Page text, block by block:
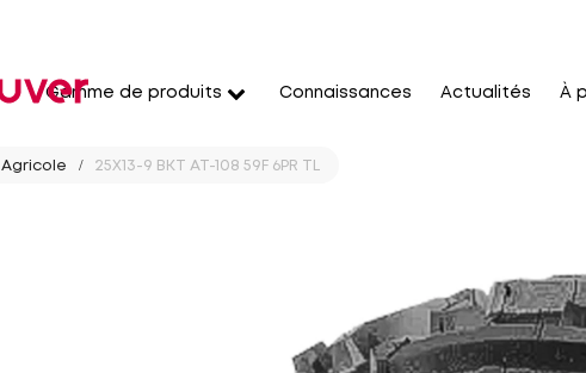
Gamme de produits Connaissances Actualités À
Agricole 25X13-9 BKT AT-108 59F 6PR TL